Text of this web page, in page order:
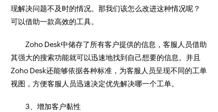
现解决问题不及时的情况。那我们该怎么改进这种情况呢？
可以借助一款高效的工具。
Zoho Desk中储存了所有客户提供的信息，客服人员借助
其强大的搜索功能就可以迅速地找到自己想要的信息。并且
Zoho Desk还能够依据各种标准，为客服人员呈现不同的工单
视图，方便客服人员迅速决定优先解决哪一个工单。
3、增加客户黏性